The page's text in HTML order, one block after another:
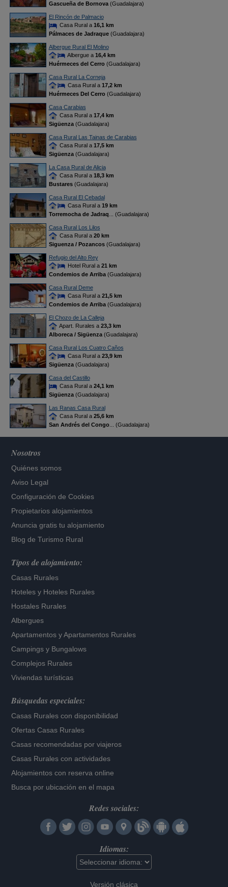
Gascueña de Bornova(Guadalajara)
El Rincón de Palmacio
Casa Rural a 16,1 km
Pálmaces de Jadraque(Guadalajara)
Albergue Rural El Molino
Albergue a 16,4 km
Huérmeces del Cerro(Guadalajara)
Casa Rural La Corneja
Casa Rural a 17,2 km
Huérmeces Del Cerro(Guadalajara)
Casa Carabias
Casa Rural a 17,4 km
Sigüenza(Guadalajara)
Casa Rural Las Tainas de Carabias
Casa Rural a 17,5 km
Sigüenza(Guadalajara)
La Casa Rural de Alicia
Casa Rural a 18,3 km
Bustares(Guadalajara)
Casa Rural El Cebadal
Casa Rural a 19 km
Torremocha de Jadraq ... (Guadalajara)
Casa Rural Los Lilos
Casa Rural a 20 km
Siguenza / Pozancos(Guadalajara)
Refugio del Alto Rey
Hotel Rural a 21 km
Condemios de Arriba(Guadalajara)
Casa Rural Deme
Casa Rural a 21,5 km
Condemios de Arriba(Guadalajara)
El Chozo de La Calleja
Apart. Rurales a 23,3 km
Alboreca / Sigüenza(Guadalajara)
Casa Rural Los Cuatro Caños
Casa Rural a 23,9 km
Sigüenza(Guadalajara)
Casa del Castillo
Casa Rural a 24,1 km
Sigüenza(Guadalajara)
Las Ranas Casa Rural
Casa Rural a 25,6 km
San Andrés del Congo... (Guadalajara)
Nosotros
Quiénes somos
Aviso Legal
Configuración de Cookies
Propietarios alojamientos
Anuncia gratis tu alojamiento
Blog de Turismo Rural
Tipos de alojamiento:
Casas Rurales
Hoteles y Hoteles Rurales
Hostales Rurales
Albergues
Apartamentos yApartamentos Rurales
Campings y Bungalows
Complejos Rurales
Viviendas turísticas
Búsquedas especiales:
Casas Rurales con disponibilidad
Ofertas Casas Rurales
Casas recomendadas por viajeros
Casas Rurales con actividades
Alojamientos con reserva online
Busca por ubicación en el mapa
Redes sociales:
Idiomas:
Versión clásica